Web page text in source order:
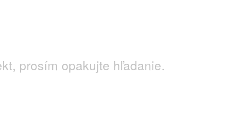
prosím opakujte hľadanie.